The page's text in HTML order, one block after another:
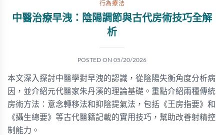
行為療法
中醫治療早洩：陰陽調節與古代房術技巧全解
析
POSTED ON 05/20/2026
本文深入探討中醫學對早洩的認識，從陰陽失衡角度分析病
因，並介紹元代醫家朱丹溪的理論基礎。重點介紹兩種傳統
房術方法：意念轉移法和抑陰提氣法，包括《王房指要》和
《攝生總要》等古代醫籍記載的實用技巧，幫助改善射精控
制能力。